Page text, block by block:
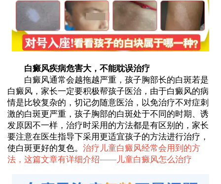
白癜风疾病危害大，不能耽误治疗
白癜风通常会越拖越严重，孩子胸部长的白斑若是
白癜风，家长一定要积极帮孩子医治，由于白癜风的病
情是比较复杂的，切记勿随意医治，以免治疗不对症刺
激的白斑更严重，孩子胸部的白斑处于不同的时期、诱
发原因不一样，治疗时采用的方法都是有区别的，家长
要注意在医生指导下采用更适宜孩子的方法进行治疗，
使白斑更好的复色。 治疗儿童白癜风经常会用到的方
法，这篇文章有详细介绍——儿童白癜风怎么治疗